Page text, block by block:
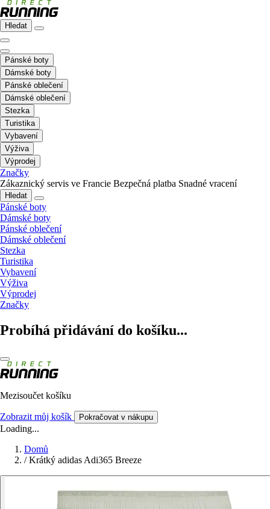
Hledat
Pánské boty
Dámské boty
Pánské oblečení
Dámské oblečení
Stezka
Turistika
Vybavení
Výživa
Výprodej
Značky
Zákaznický servis ve Francie Bezpečná platba Snadné vracení
Hledat
Pánské boty
Dámské boty
Pánské oblečení
Dámské oblečení
Stezka
Turistika
Vybavení
Výživa
Výprodej
Značky
Probíhá přidávání do košíku...
Mezisoučet košíku
Zobrazit můj košík Pokračovat v nákupu
Loading...
Domů
/ Krátký adidas Adi365 Breeze